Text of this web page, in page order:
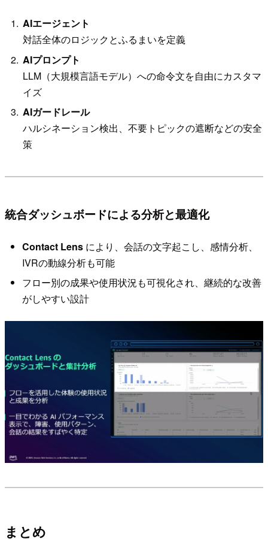
AIエージェント
対話全体のロジックとふるまいを定義
AIプロンプト
LLM（大規模言語モデル）への命令文を自由にカスタマ
イズ
AIガードレール
ハルシネーション検出、不要トピックの遮断などの安全
策
統合ダッシュボードによる分析と最適化
Contact Lensにより、会話の文字起こし、感情分析、
IVRの動線分析も可能
フロー別の成果や使用状況も可視化され、継続的な改善
がしやすい設計
まとめ